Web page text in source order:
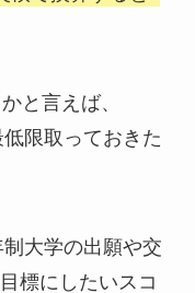
と言えば、
限取っておきた
大学の出願や交
標にしたいスコ